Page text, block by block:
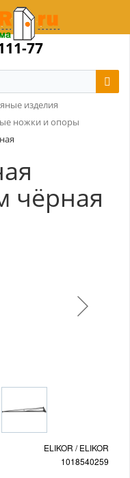
77
изделия
ножки и опоры
чёрная
ELIKOR / ELIKOR
1018540259